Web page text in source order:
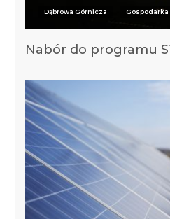
Dąbrowa Górnicza
Nabór do programu